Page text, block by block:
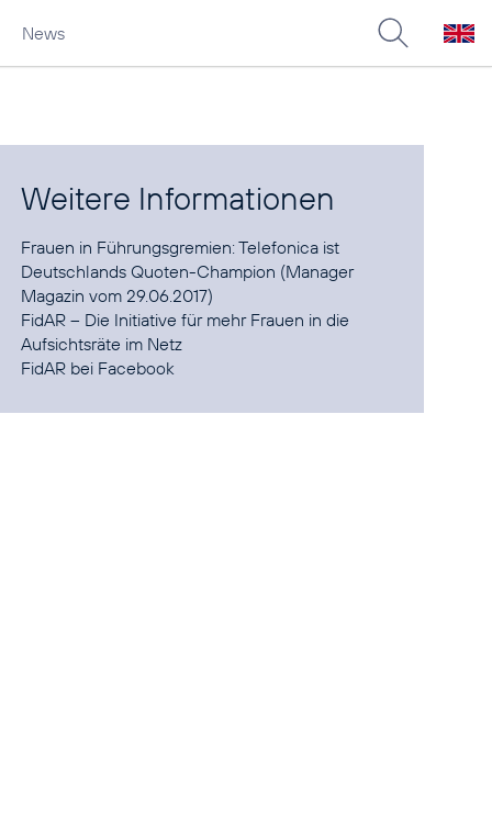
News
Weitere Informationen
Frauen in Führungsgremien:Telefonica ist
Deutschlands Quoten-Champion (Manager
Magazin vom 29.06.2017)
FidAR – Die Initiative für mehr Frauen in die
Aufsichtsräte im Netz
FidAR bei Facebook